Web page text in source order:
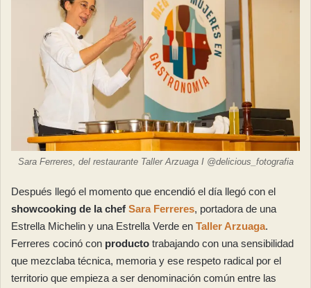
Sara Ferreres, del restaurante Taller Arzuaga I @delicious_fotografia
Después llegó el momento que encendió el día llegó con el
showcooking de la chef Sara Ferreres, portadora de una
Estrella Michelin y una Estrella Verde en Taller Arzuaga.
Ferreres cocinó con producto trabajando con una sensibilidad
que mezclaba técnica, memoria y ese respeto radical por el
territorio que empieza a ser denominación común entre las